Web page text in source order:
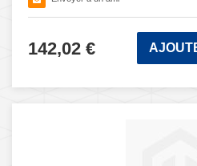
142,02 €